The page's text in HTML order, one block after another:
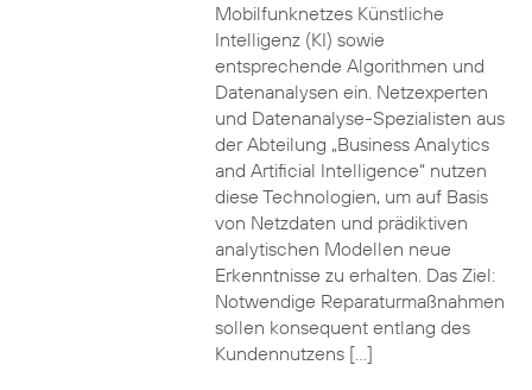
Mobilfunknetzes Künstliche
Intelligenz (KI) sowie
entsprechende Algorithmen und
Datenanalysen ein. Netzexperten
und Datenanalyse-Spezialisten aus
der Abteilung „Business Analytics
and Artificial Intelligence“ nutzen
diese Technologien, um auf Basis
von Netzdaten und prädiktiven
analytischen Modellen neue
Erkenntnisse zu erhalten. Das Ziel:
Notwendige Reparaturmaßnahmen
sollen konsequent entlang des
Kundennutzens […]